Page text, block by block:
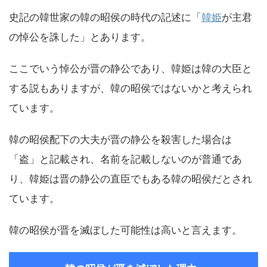
史記の韓世家の韓の昭侯の時代の記述に「 韓姫が主君
の悼公を誅した」とあります。
ここでいう悼公が晋の静公であり、韓姫は韓の大臣と
する説もありますが、韓の昭侯ではないかと考えられ
ています。
韓の昭侯配下の大夫が晋の静公を殺害した場合は
「盗」と記載され、名前を記載しないのが普通であ
り、韓姫は晋の静公の直臣でもある韓の昭侯だとされ
ています。
韓の昭侯が晋を滅ぼした可能性は高いと言えます。